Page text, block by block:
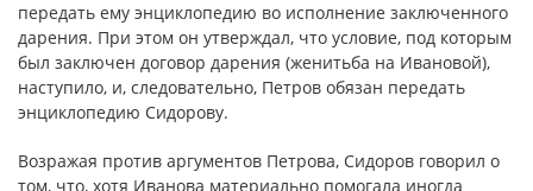
передать ему энциклопедию во исполнение заключенного
дарения. При этом он утверждал, что условие, под которым
был заключен договор дарения (женитьба на Ивановой),
наступило, и, следовательно, Петров обязан передать
энциклопедию Сидорову.
Возражая против аргументов Петрова, Сидоров говорил о
том, что, хотя Иванова материально помогала иногда